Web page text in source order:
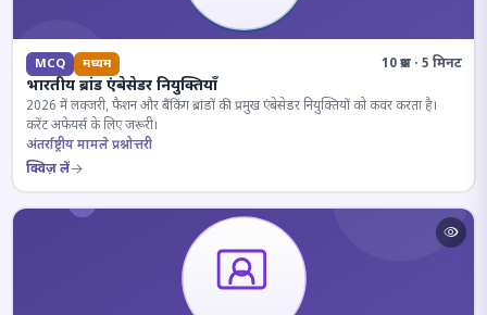
MCQ मध्यम 10 प्रश्न · 5 मिनट
भारतीय ब्रांड एंबेसेडर नियुक्तियाँ
2026 में लक्जरी, फैशन और बैंकिंग ब्रांडों की प्रमुख एंबेसेडर नियुक्तियों को कवर करता है।
करेंट अफेयर्स के लिए जरूरी।
अंतर्राष्ट्रीय मामले प्रश्नोत्तरी
क्विज़ लें